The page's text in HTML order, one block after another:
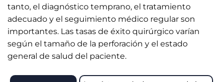
tanto, el diagnóstico temprano, el tratamiento
adecuado y el seguimiento médico regular son
importantes. Las tasas de éxito quirúrgico varían
según el tamaño de la perforación y el estado
general de salud del paciente.